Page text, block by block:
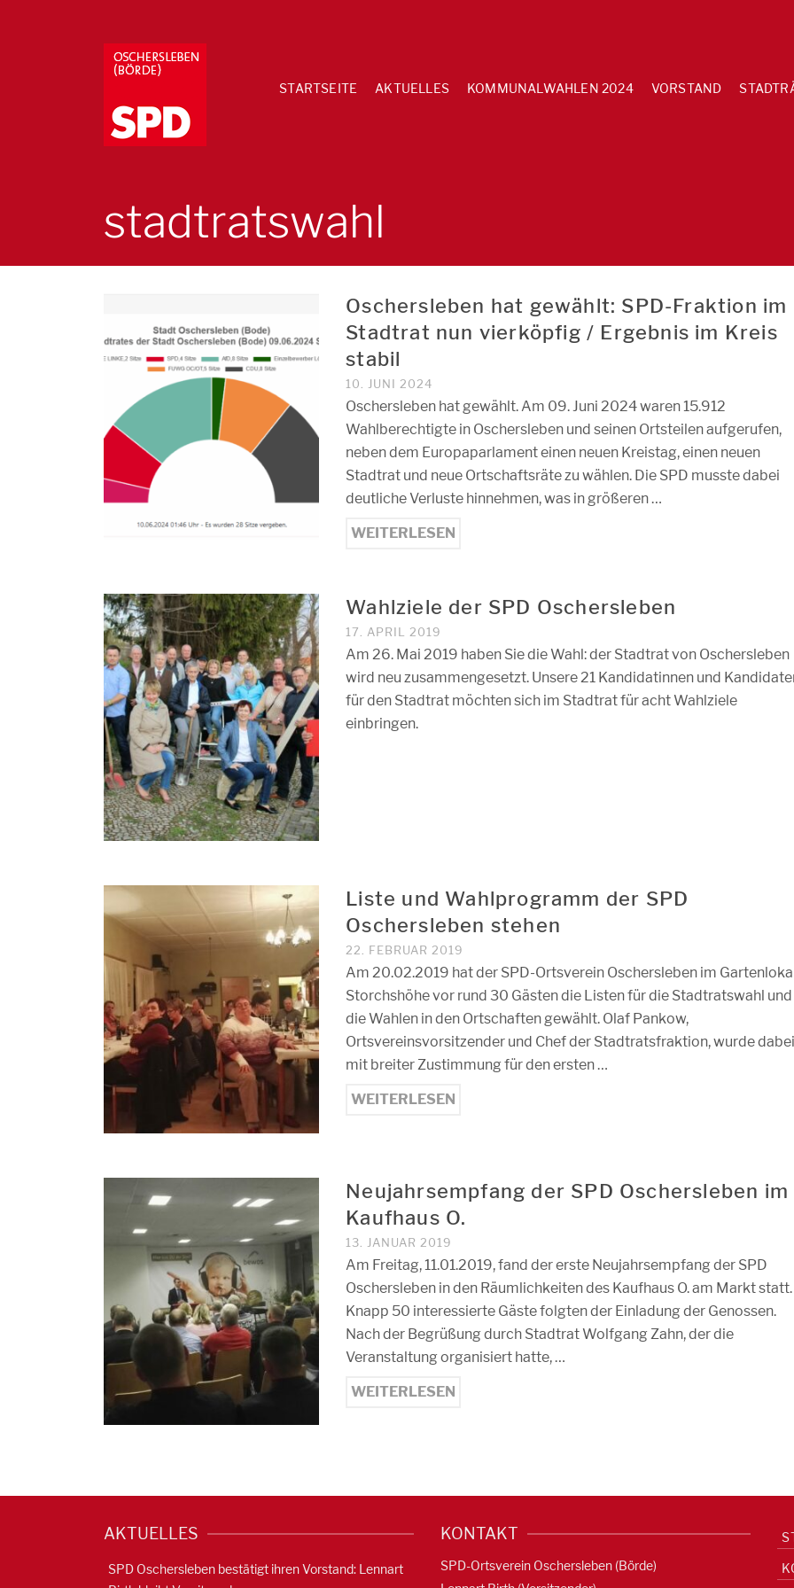
STARTSEITE AKTUELLES KOMMUNALWAHLEN 2024 VORSTAND
stadtratswahl
Oschersleben hat gewählt: SPD-Fraktion im
Stadtrat nun vierköpfig / Ergebnis im Kreis
stabil
10. JUNI 2024
Oschersleben hat gewählt. Am 09. Juni 2024 waren 15.912
Wahlberechtigte in Oschersleben und seinen Ortsteilen aufgerufen,
neben dem Europaparlament einen neuen Kreistag, einen neuen
Stadtrat und neue Ortschaftsräte zu wählen. Die SPD musste dabei
deutliche Verluste hinnehmen, was in größeren …
WEITERLESEN
Wahlziele der SPD Oschersleben
17. APRIL 2019
Am 26. Mai 2019 haben Sie die Wahl: der Stadtrat von Oschersleben
wird neu zusammengesetzt. Unsere 21 Kandidatinnen und
für den Stadtrat möchten sich im Stadtrat für acht Wahlziele
einbringen.
Liste und Wahlprogramm der SPD
Oschersleben stehen
22. FEBRUAR 2019
Am 20.02.2019 hat der SPD-Ortsverein Oschersleben im
Storchshöhe vor rund 30 Gästen die Listen für die Stadtratswahl und
die Wahlen in den Ortschaften gewählt. Olaf Pankow,
Ortsvereinsvorsitzender und Chef der Stadtratsfraktion, wurde
mit breiter Zustimmung für den ersten …
WEITERLESEN
Neujahrsempfang der SPD Oschersleben im
Kaufhaus O.
13. JANUAR 2019
Am Freitag, 11.01.2019, fand der erste Neujahrsempfang der SPD
Oschersleben in den Räumlichkeiten des Kaufhaus O. am Markt statt.
Knapp 50 interessierte Gäste folgten der Einladung der Genossen.
Nach der Begrüßung durch Stadtrat Wolfgang Zahn, der die
Veranstaltung organisiert hatte, …
WEITERLESEN
AKTUELLES
SPD Oschersleben bestätigt ihren Vorstand: Lennart
KONTAKT
SPD-Ortsverein Oschersleben (Börde)